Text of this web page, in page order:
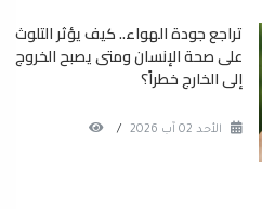
تراجع جودة الهواء.. كيف يؤثر التلوث
على صحة الإنسان ومتى يصبح الخروج
إلى الخارج خطراً؟
الأحد 02 آب 2026 /